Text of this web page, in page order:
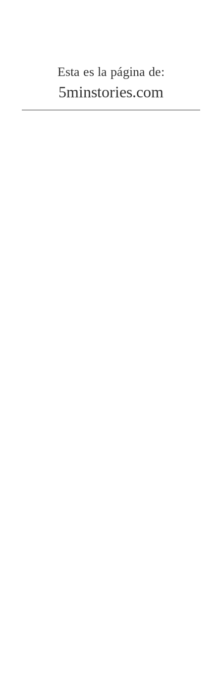
Esta es la página de:
5minstories.com